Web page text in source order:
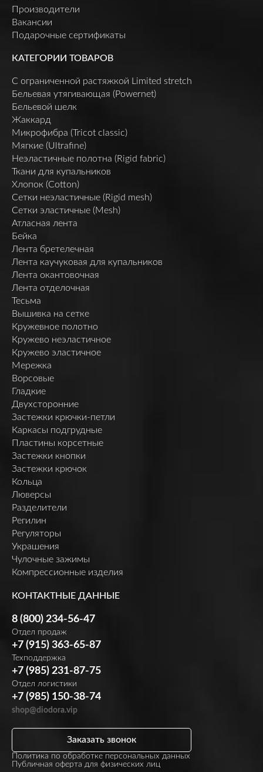
Производители
Вакансии
Подарочные сертификаты
КАТЕГОРИИ ТОВАРОВ
C ограниченной растяжкой Limited stretch
Бельевая утягивающая (Powernet)
Бельевой шелк
Жаккард
Микрофибра (Tricot classic)
Мягкие (Ultrafine)
Неэластичные полотна (Rigid fabric)
Ткани для купальников
Хлопок (Cotton)
Сетки неэластичные (Rigid mesh)
Сетки эластичные (Mesh)
Атласная лента
Бейка
Лента бретелечная
Лента каучуковая для купальников
Лента окантовочная
Лента отделочная
Тесьма
Вышивка на сетке
Кружевное полотно
Кружево неэластичное
Кружево эластичное
Мережка
Ворсовые
Гладкие
Двухсторонние
Застежки крючки-петли
Каркасы подгрудные
Пластины корсетные
Застежки кнопки
Застежки крючок
Кольца
Люверсы
Разделители
Регилин
Регуляторы
Украшения
Чулочные зажимы
Компрессионные изделия
КОНТАКТНЫЕ ДАННЫЕ
8 (800) 234-56-47
Отдел продаж
+7 (915) 363-65-87
Техподдержка
+7 (985) 231-87-75
Отдел логистики
+7 (985) 150-38-74
shop@diodora.vip
Политика по обработке персональных данных
Публичная оферта для физических лиц
Заказать звонок